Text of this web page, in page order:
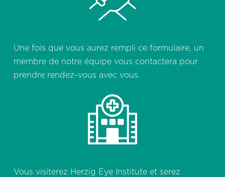
Une fois que vous aurez rempli ce formulaire, un
membre de notre équipe vous contactera pour
prendre rendez-vous avec vous.
Vous visiterez Herzig Eye Institute et serez